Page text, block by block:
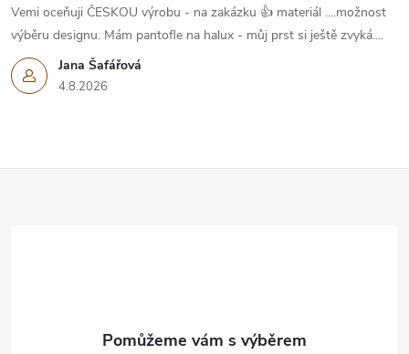
Jana Šafářová
4.8.2026
Vemi oceňuji ČESKOU výrobu - na zakázku 👍 materiál ....možnost
výběru designu. Mám pantofle na halux - můj prst si ještě zvyká....